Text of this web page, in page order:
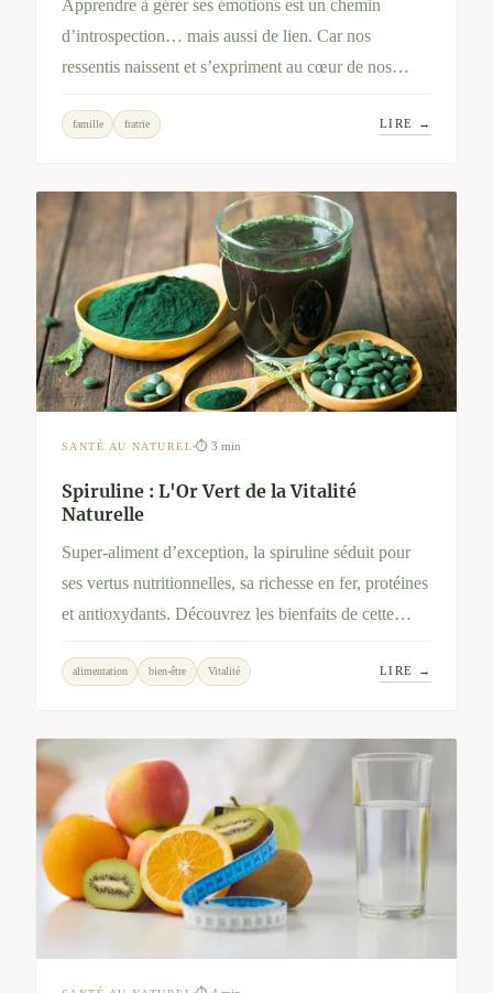
Apprendre à gérer ses émotions est un chemin
d’introspection… mais aussi de lien. Car nos
ressentis naissent et s’expriment au cœur de nos
relations : mère-fille, fratrie, famille recomposée…
Cet article explore ce double mouvement – personnel
et relationnel – pour retrouver équilibre et
apaisement.
famille fratrie LIRE →
SANTÉ AU NATUREL ⏱ 3 min
Spiruline : L'Or Vert de la Vitalité
Naturelle
Super-aliment d’exception, la spiruline séduit pour
ses vertus nutritionnelles, sa richesse en fer, protéines
et antioxydants. Découvrez les bienfaits de cette
micro-algue et l’engagement local de Spirup,
producteur artisanal partenaire de Bien-Hêtre.
alimentation bien-être Vitalité LIRE →